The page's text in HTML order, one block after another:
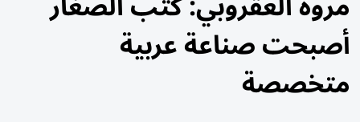
أصبحت صناعة عربية
متخصصة